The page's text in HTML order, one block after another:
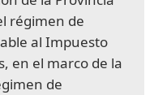
régimen de
al Impuesto
en el marco de la
de